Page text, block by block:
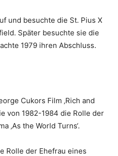
und besuchte die St. Pius X
Später besuchte sie die
1979 ihren Abschluss.
Cukors Film ‚Rich and
von 1982-1984 die Rolle der
‚As the World Turns‘.
Rolle der Ehefrau eines